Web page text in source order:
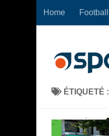
Skip to content
Home Football
ÉTIQUETÉ :